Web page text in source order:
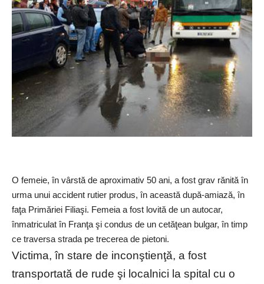
O femeie, în vârstă de aproximativ 50 ani, a fost grav rănită în
urma unui accident rutier produs, în această după-amiază, în
faţa Primăriei Filiaşi. Femeia a fost lovită de un autocar,
înmatriculat în Franţa şi condus de un cetăţean bulgar, în timp
ce traversa strada pe trecerea de pietoni.
Victima, în stare de inconştienţă, a fost
transportată de rude şi localnici la spital cu o